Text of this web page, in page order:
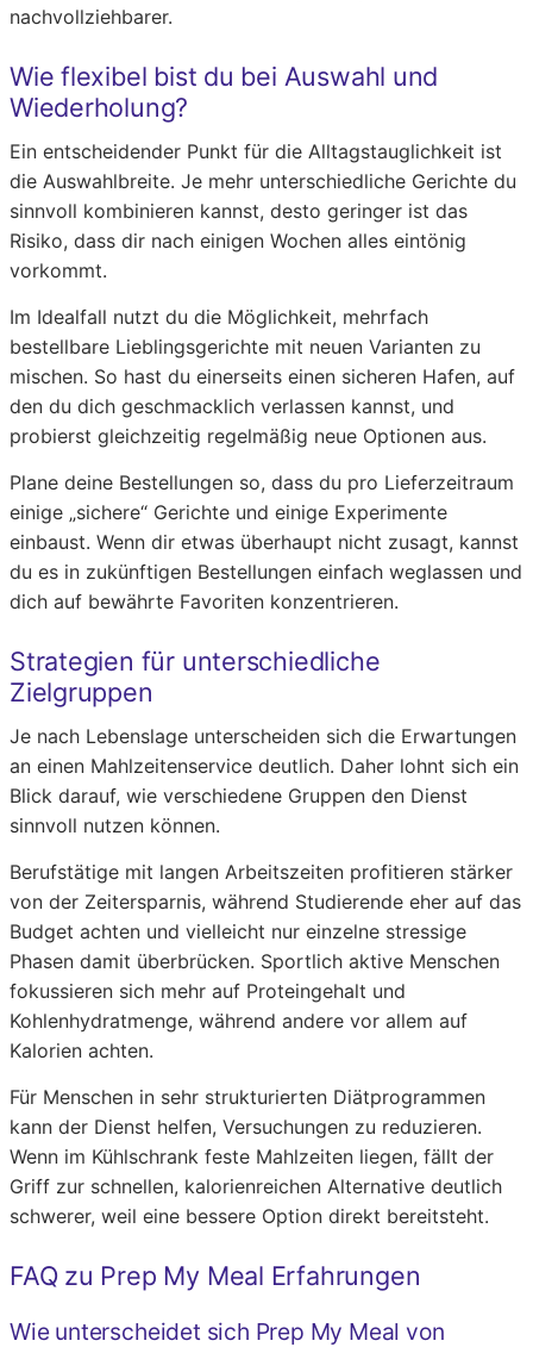
nachvollziehbarer.
Wie flexibel bist du bei Auswahl und
Wiederholung?
Ein entscheidender Punkt für die Alltagstauglichkeit ist
die Auswahlbreite. Je mehr unterschiedliche Gerichte du
sinnvoll kombinieren kannst, desto geringer ist das
Risiko, dass dir nach einigen Wochen alles eintönig
vorkommt.
Im Idealfall nutzt du die Möglichkeit, mehrfach
bestellbare Lieblingsgerichte mit neuen Varianten zu
mischen. So hast du einerseits einen sicheren Hafen, auf
den du dich geschmacklich verlassen kannst, und
probierst gleichzeitig regelmäßig neue Optionen aus.
Plane deine Bestellungen so, dass du pro Lieferzeitraum
einige „sichere“ Gerichte und einige Experimente
einbaust. Wenn dir etwas überhaupt nicht zusagt, kannst
du es in zukünftigen Bestellungen einfach weglassen und
dich auf bewährte Favoriten konzentrieren.
Strategien für unterschiedliche
Zielgruppen
Je nach Lebenslage unterscheiden sich die Erwartungen
an einen Mahlzeitenservice deutlich. Daher lohnt sich ein
Blick darauf, wie verschiedene Gruppen den Dienst
sinnvoll nutzen können.
Berufstätige mit langen Arbeitszeiten profitieren stärker
von der Zeitersparnis, während Studierende eher auf das
Budget achten und vielleicht nur einzelne stressige
Phasen damit überbrücken. Sportlich aktive Menschen
fokussieren sich mehr auf Proteingehalt und
Kohlenhydratmenge, während andere vor allem auf
Kalorien achten.
Für Menschen in sehr strukturierten Diätprogrammen
kann der Dienst helfen, Versuchungen zu reduzieren.
Wenn im Kühlschrank feste Mahlzeiten liegen, fällt der
Griff zur schnellen, kalorienreichen Alternative deutlich
schwerer, weil eine bessere Option direkt bereitsteht.
FAQ zu Prep My Meal Erfahrungen
Wie unterscheidet sich Prep My Meal von